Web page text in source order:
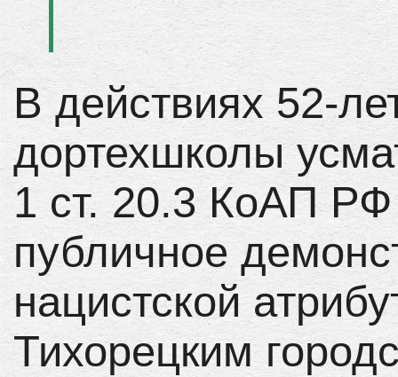
В действиях 52-
дортехшколы
1 ст. 20.3 КоАП
публичное
нацистской
Тихорецким